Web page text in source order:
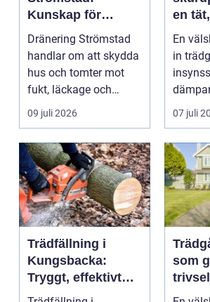
Kunskap för
tryggare
husgrunder
Dränering Strömstad
handlar om att skydda
hus och tomter mot
fukt, läckage och
l&arin...
09 juli 2026
en
snygg
runt
En
in
vägen.
häck...
07 juli
Trädfällning i
Kungsbacka:
Tryggt, effektivt
och med omtanke
som